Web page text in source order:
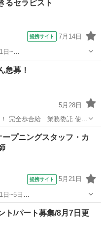
るセラピスト
提携サイト 7月14日
15:00~23:00 月/
急募！
5月28日
売り上げの50％ 支給いた
します。 業務委託・完全歩合給のため シフトは自由です。 ま...
プニングスタッフ・カ
提携サイト 5月21日
10:00~16:00 月/
ト/パート募集/8月7日更